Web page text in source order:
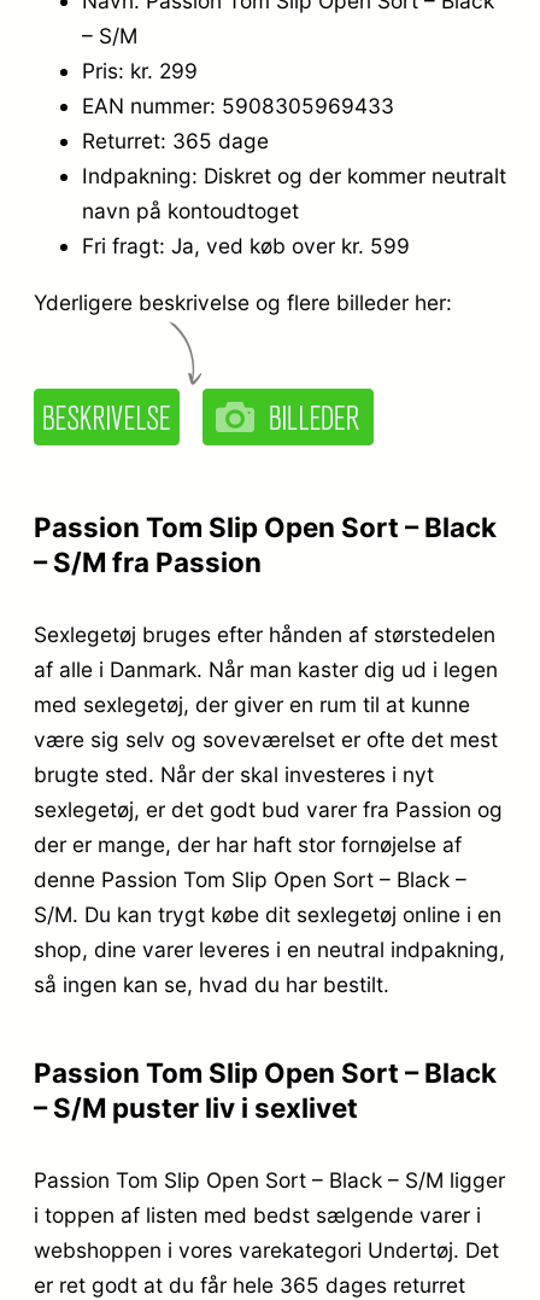
– S/M
Pris: kr. 299
EAN nummer: 5908305969433
Returret: 365 dage
Indpakning: Diskret og der kommer neutralt
navn på kontoudtoget
Fri fragt: Ja, ved køb over kr. 599
Yderligere beskrivelse og flere billeder her:
Passion Tom Slip Open Sort – Black
– S/M fra Passion
Sexlegetøj bruges efter hånden af størstedelen
af alle i Danmark. Når man kaster dig ud i legen
med sexlegetøj, der giver en rum til at kunne
være sig selv og soveværelset er ofte det mest
brugte sted. Når der skal investeres i nyt
sexlegetøj, er det godt bud varer fra Passion og
der er mange, der har haft stor fornøjelse af
denne Passion Tom Slip Open Sort – Black –
S/M. Du kan trygt købe dit sexlegetøj online i en
shop, dine varer leveres i en neutral indpakning,
så ingen kan se, hvad du har bestilt.
Passion Tom Slip Open Sort – Black
– S/M puster liv i sexlivet
Passion Tom Slip Open Sort – Black – S/M ligger
i toppen af listen med bedst sælgende varer i
webshoppen i vores varekategori Undertøj. Det
er ret godt at du får hele 365 dages returret